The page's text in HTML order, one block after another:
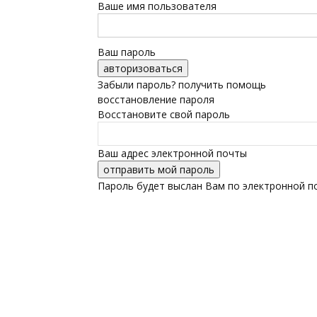
Ваше имя пользователя
Ваш пароль
Забыли пароль? получить помощь
восстановление пароля
Восстановите свой пароль
Ваш адрес электронной почты
Пароль будет выслан Вам по электронной